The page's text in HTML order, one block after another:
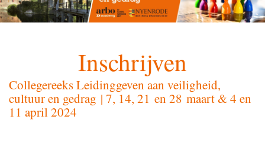
Inschrijven
Collegereeks Leidinggeven aan veiligheid,
cultuur en gedrag | 7, 14, 21 en 28 maart & 4 en
11 april 2024